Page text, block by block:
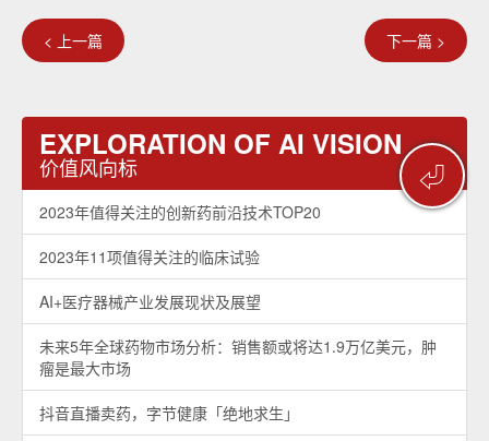
⏎
< 上一篇 下一篇 >
EXPLORATION OF AI VISION
价值风向标
2023年值得关注的创新药前沿技术TOP20
2023年11项值得关注的临床试验
AI+医疗器械产业发展现状及展望
未来5年全球药物市场分析：销售额或将达1.9万亿美元，肿
瘤是最大市场
抖音直播卖药，字节健康「绝地求生」